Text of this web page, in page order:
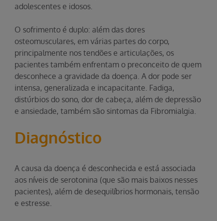
adolescentes e idosos.
O sofrimento é duplo: além das dores
osteomusculares, em várias partes do corpo,
principalmente nos tendões e articulações, os
pacientes também enfrentam o preconceito de quem
desconhece a gravidade da doença. A dor pode ser
intensa, generalizada e incapacitante. Fadiga,
distúrbios do sono, dor de cabeça, além de depressão
e ansiedade, também são sintomas da Fibromialgia.
Diagnóstico
A causa da doença é desconhecida e está associada
aos níveis de serotonina (que são mais baixos nesses
pacientes), além de desequilíbrios hormonais, tensão
e estresse.